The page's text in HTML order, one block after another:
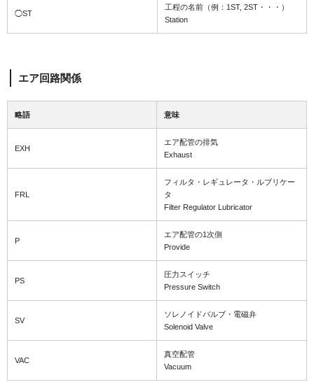
◯ST
工程の名前（例：1ST, 2ST・・・）
Station
エア回路関係
略語 意味
EXH
エア配管の排気
Exhaust
FRL
フィルタ・レギュレータ・ルブリケー
タ
Filter Regulator Lubricator
P
エア配管の1次側
Provide
PS
圧力スイッチ
Pressure Switch
SV
ソレノイドバルブ・電磁弁
Solenoid Valve
VAC
真空配管
Vacuum